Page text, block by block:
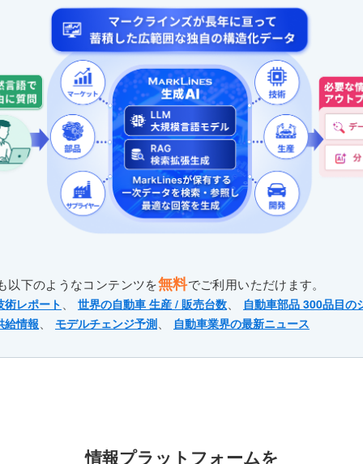
以下のようなコンテンツを無料でご利用いただけます。
術レポート 、 世界の自動車 生産 / 販売台数、
自動車部品 300品目の
給情報、 モデルチェンジ予測、 自動車業界の最新ニュース
情報プラットフォームを